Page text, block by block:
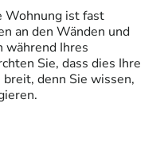
Wohnung ist fast
an den Wänden und
während Ihres
Sie, dass dies Ihre
denn Sie wissen,